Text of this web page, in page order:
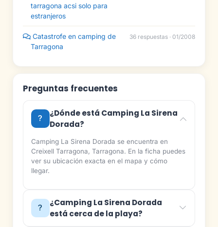
tarragona acsi solo para
estranjeros
Catastrofe en camping de
Tarragona
36 respuestas · 01/2008
Preguntas frecuentes
¿Dónde está Camping La Sirena
Dorada?
Camping La Sirena Dorada se encuentra en
Creixell Tarragona, Tarragona. En la ficha puedes
ver su ubicación exacta en el mapa y cómo
llegar.
¿Camping La Sirena Dorada
está cerca de la playa?